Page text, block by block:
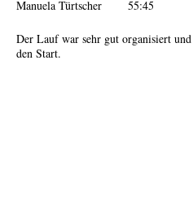
Manuela Türtscher 55:45
Der Lauf war sehr gut organisiert
den Start.